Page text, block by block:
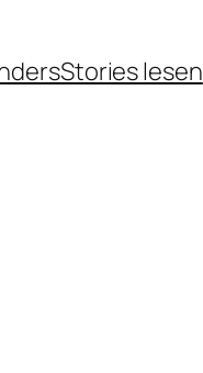
Stories lesen